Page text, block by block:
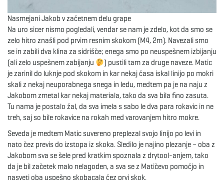
Nasmejani Jakob v začetnem delu grape
Na uro sicer nismo pogledali, vendar se nam je zdelo, kot da smo se
zelo hitro znašli pod prvim resnim skokom (M4, 2m). Navezali smo
se in zabili dva klina za sidrišče; enega smo po neuspešnem izbijanju
(ali zelo uspešnem zabijanju
) pustili tam za druge naveze. Matic
je zarinil do luknje pod skokom in kar nekaj časa iskal linijo po mokri
skali z nekaj neuporabnega snega in ledu, medtem pa je na naju z
Jakobom zmetal kar nekaj materiala, tako da sva bila fino zasuta.
Tu nama je postalo žal, da sva imela s sabo le dva para rokavic in ne
treh, saj so bile rokavice na rokah med varovanjem hitro mokre.
Seveda je medtem Matic suvereno preplezal svojo linijo po levi in
nato čez previs do izstopa iz skoka. Sledilo je najino plezanje – oba z
Jakobom sva se šele pred kratkim spoznala z drytool-anjem, tako
da je bil začetek malo nelagoden, a sva se z Matičevo pomočjo in
nasveti oba uspešno skobacala čez prvi skok.